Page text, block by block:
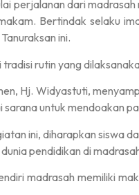
perjalanan dari
Bertindak selaku
ini.
rutin yang
Hj. Widyastuti,
untuk mendoakan
ini, diharapkan siswa
pendidikan di
madrasah memiliki